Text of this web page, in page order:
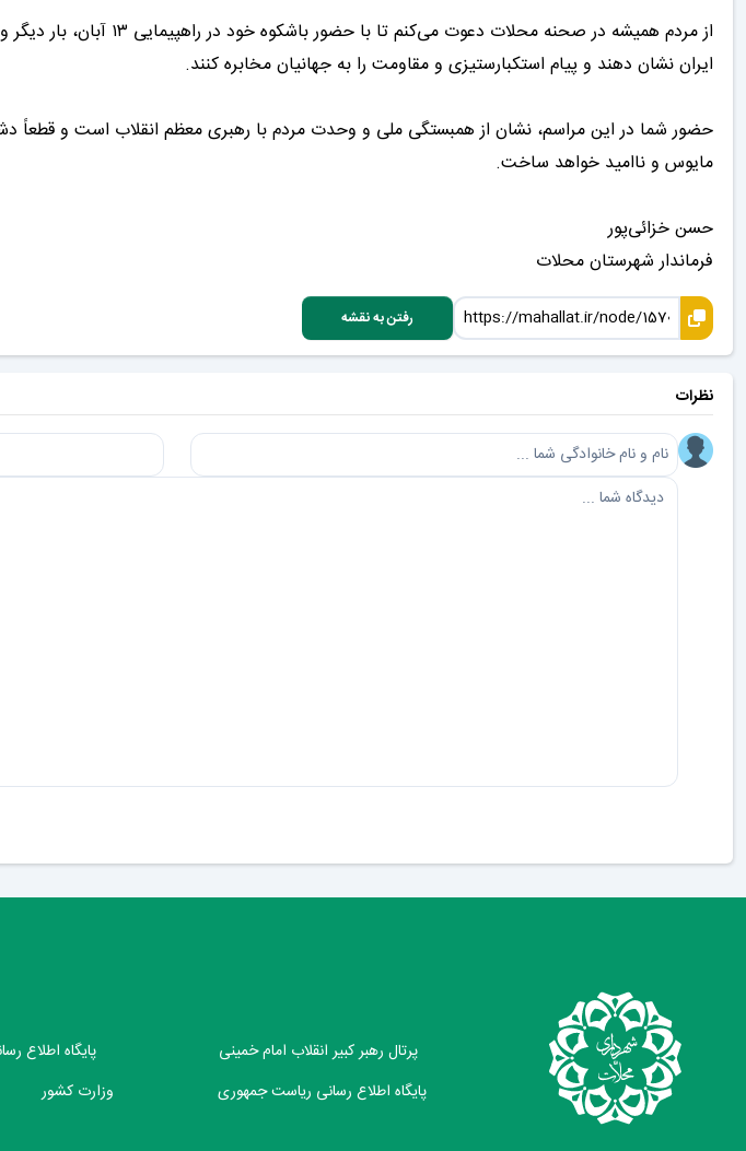
از مردم همیشه در صحنه محلات
ایران نشان دهند و پیام استکبارستیزی و مقاومت را به جهانیان مخابره کنند.
حضور شما در این مراسم، نشان از همبستگی ملی و وحدت مردم با رهبری معظم انقلاب است و قطعاً
مایوس و ناامید خواهد ساخت.
حسن خزائی‌پور
فرماندار شهرستان محلات
رفتن به نقشه
نظرات
پرتال رهبر کبیر انقلاب امام خمینی
پایگاه اطلاع
پایگاه اطلاع رسانی ریاست جمهوری
وزارت کشور